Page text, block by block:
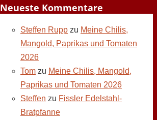
Neueste Kommentare
Steffen Rupp zu Meine Chilis,
Mangold, Paprikas und Tomaten
2026
Tom zu Meine Chilis, Mangold,
Paprikas und Tomaten 2026
Steffen zu Fissler Edelstahl-
Bratpfanne